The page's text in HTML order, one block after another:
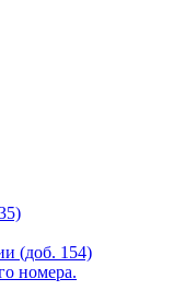
(доб. 154)
номера.